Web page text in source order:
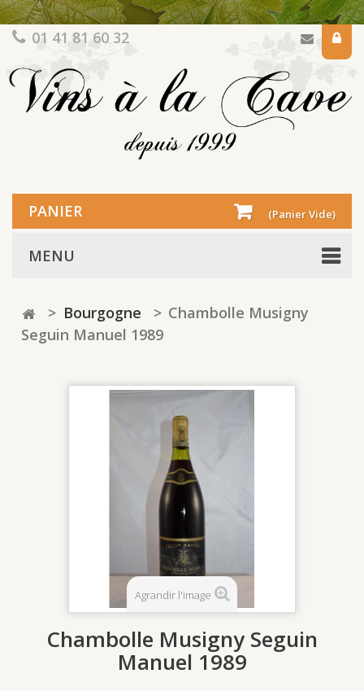
01 41 81 60 32
PANIER (Panier Vide)
MENU
> Bourgogne > Chambolle Musigny
Seguin Manuel 1989
Agrandir l'image
Chambolle Musigny Seguin
Manuel 1989